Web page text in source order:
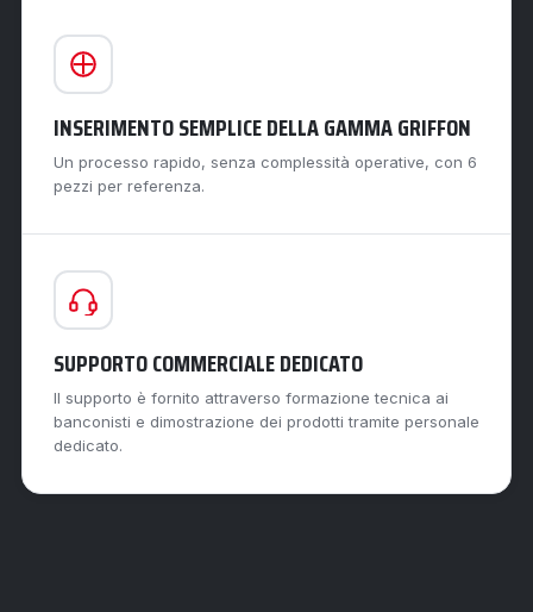
INSERIMENTO SEMPLICE DELLA GAMMA GRIFFON
Un processo rapido, senza complessità operative, con 6
pezzi per referenza.
SUPPORTO COMMERCIALE DEDICATO
Il supporto è fornito attraverso formazione tecnica ai
banconisti e dimostrazione dei prodotti tramite personale
dedicato.